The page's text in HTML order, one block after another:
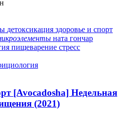
детоксикация здоровье и спорт
ната гончар
пищеварение стресс
[Avocadosha] Недельная
(2021)